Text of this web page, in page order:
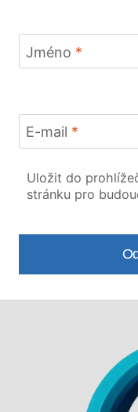
Jméno *
E-mail *
Uložit do
stránku pro